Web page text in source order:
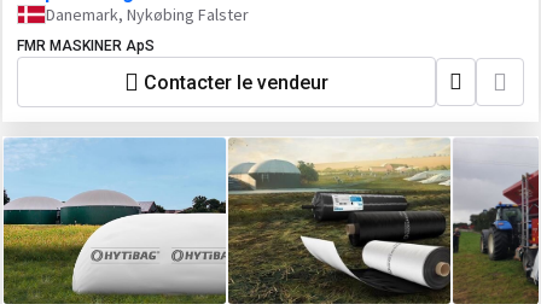
Danemark, Nykøbing Falster
FMR MASKINER ApS
Contacter le vendeur